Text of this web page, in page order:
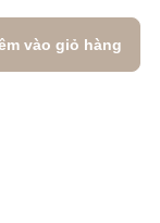
vào giỏ hàng